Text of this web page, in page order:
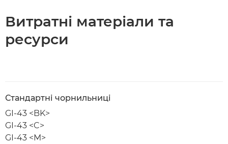
Витратні матеріали та
ресурси
Стандартні чорнильниці
GI-43 <BK>
GI-43 <C>
GI-43 <M>